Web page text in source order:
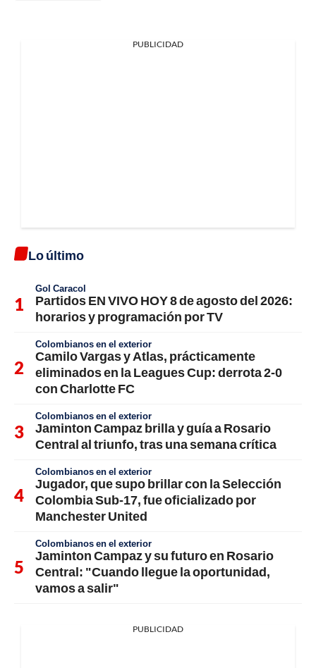
PUBLICIDAD
Lo último
Gol Caracol
Partidos EN VIVO HOY 8 de agosto del 2026:
horarios y programación por TV
Colombianos en el exterior
Camilo Vargas y Atlas, prácticamente
eliminados en la Leagues Cup: derrota 2-0
con Charlotte FC
Colombianos en el exterior
Jaminton Campaz brilla y guía a Rosario
Central al triunfo, tras una semana crítica
Colombianos en el exterior
Jugador, que supo brillar con la Selección
Colombia Sub-17, fue oficializado por
Manchester United
Colombianos en el exterior
Jaminton Campaz y su futuro en Rosario
Central: "Cuando llegue la oportunidad,
vamos a salir"
PUBLICIDAD